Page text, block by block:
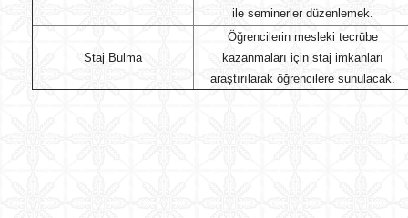
ile seminerler düzenlemek.
Staj Bulma
Öğrencilerin mesleki tecrübe
kazanmaları için staj imkanları
araştırılarak öğrencilere sunulacak.